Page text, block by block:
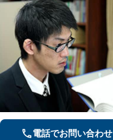
電話でお問い合わせ